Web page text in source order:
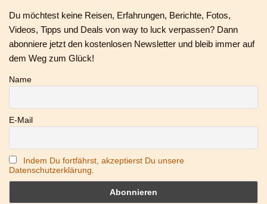
Du möchtest keine Reisen, Erfahrungen, Berichte, Fotos,
Videos, Tipps und Deals von way to luck verpassen? Dann
abonniere jetzt den kostenlosen Newsletter und bleib immer auf
dem Weg zum Glück!
Name
E-Mail
Indem Du fortfährst, akzeptierst Du unsere
Datenschutzerklärung.